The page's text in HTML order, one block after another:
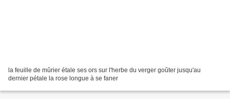
la feuille de mûrier étale ses ors sur l'herbe du verger goûter jusqu'au
dernier pétale la rose longue à se faner